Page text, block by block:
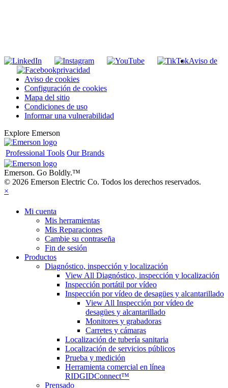
Aviso de
privacidad
Aviso de cookies
Configuración de cookies
Mapa del sitio
Condiciones de uso
Informar una vulnerabilidad
Explore Emerson
Professional Tools Our Brands
Emerson. Go Boldly.™
© 2026 Emerson Electric Co. Todos los derechos reservados.
×
Mi cuenta
Mis herramientas
Mis Reparaciones
Cambie su contraseña
Fin de sesión
Productos
Diagnóstico, inspección y localización
View All Diagnóstico, inspección y localización
Inspección portátil por vídeo
Inspección por vídeo de desagües y alcantarillado
View All Inspección por vídeo de
desagües y alcantarillado
Monitores y grabadoras
Carretes y cámaras
Localización de tubería sanitaria
Localización de servicios públicos
Prueba y medición
Herramienta comercial en línea
RIDGIDConnect™
Prensado